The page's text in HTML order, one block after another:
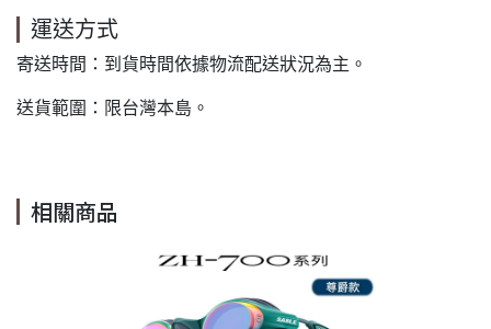
運送方式
寄送時間：到貨時間依據物流配送狀況為主。
送貨範圍：限台灣本島。
相關商品